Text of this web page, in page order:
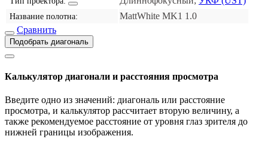
Название полотна:
MattWhite MK1 1.0
Сравнить
Подобрать диагональ
Калькулятор диагонали и расстояния просмотра
Введите одно из значений: диагональ или расстояние
просмотра, и калькулятор рассчитает вторую величину, а
также рекомендуемое расстояние от уровня глаз зрителя до
нижней границы изображения.